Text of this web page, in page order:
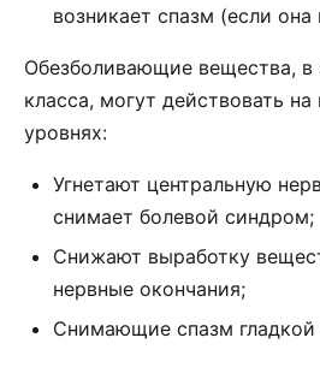
возникает спазм (если она
Обезболивающие вещества, в
класса, могут действовать на
уровнях:
Угнетают центральную
снимает болевой синдром;
Снижают выработку
нервные окончания;
Снимающие спазм гладкой